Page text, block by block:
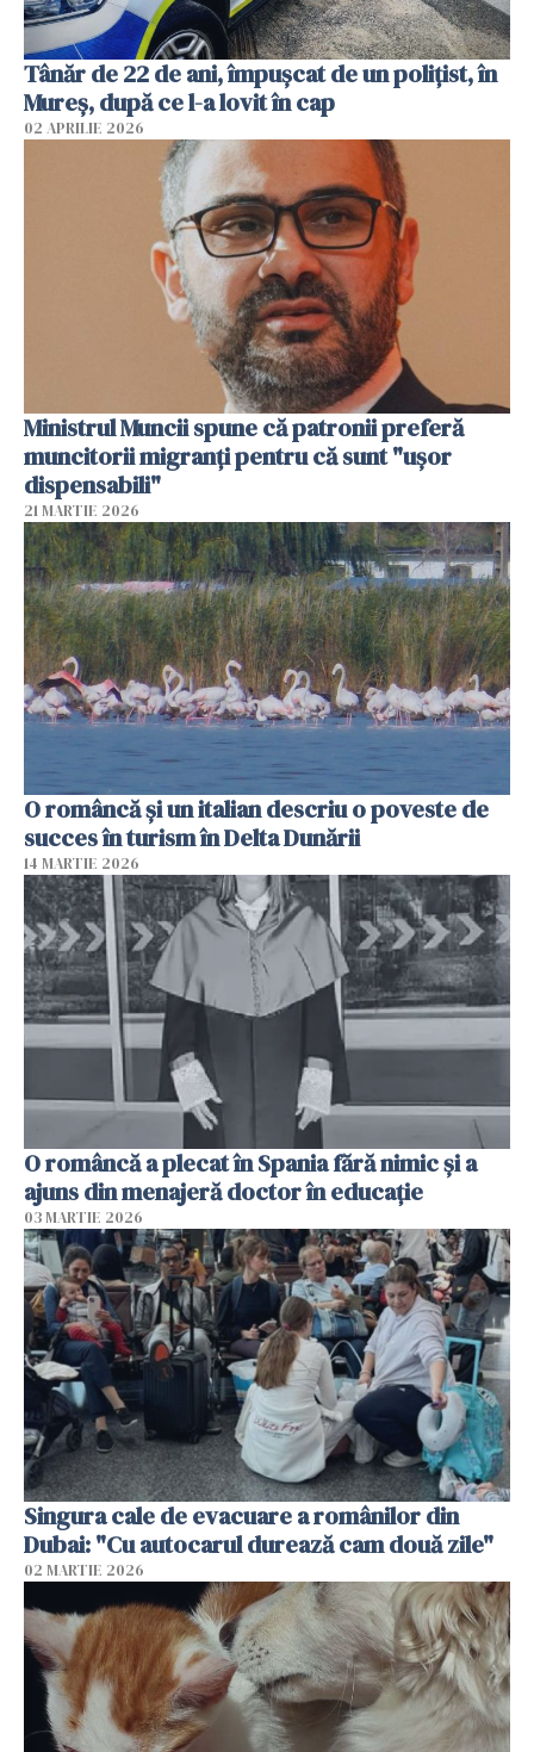
Tânăr de 22 de ani, împușcat de un polițist, în
Mureș, după ce l-a lovit în cap
02 APRILIE 2026
Ministrul Muncii spune că patronii preferă
muncitorii migranți pentru că sunt "uşor
dispensabili"
21 MARTIE 2026
O româncă și un italian descriu o poveste de
succes în turism în Delta Dunării
14 MARTIE 2026
O româncă a plecat în Spania fără nimic și a
ajuns din menajeră doctor în educație
03 MARTIE 2026
Singura cale de evacuare a românilor din
Dubai: "Cu autocarul durează cam două zile"
02 MARTIE 2026